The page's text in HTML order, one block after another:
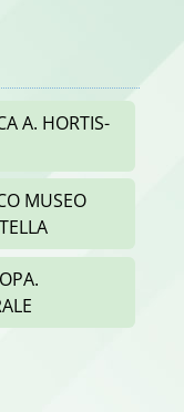
A. HORTIS-
MUSEO